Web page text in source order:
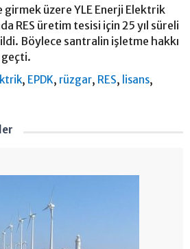
üzere YLE Enerji Elektrik
RES üretim tesisi için 25 yıl süreli
Böylece santralin işletme hakkı
geçti.
, EPDK, rüzgar, RES, lisans,